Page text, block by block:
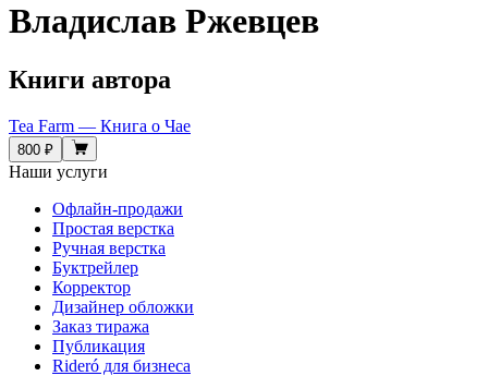
Владислав Ржевцев
Книги автора
Tea Farm — Книга о Чае
800 ₽
Наши услуги
Офлайн-продажи
Простая верстка
Ручная верстка
Буктрейлер
Корректор
Дизайнер обложки
Заказ тиража
Публикация
Rideró для бизнеса